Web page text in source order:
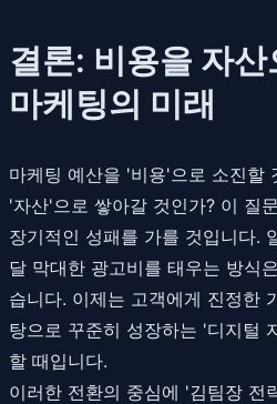
결론: 비용을 자
마케팅의 미래
마케팅 예산을 '비용'으로 소진할
'자산'으로 쌓아갈 것인가? 이 질
장기적인 성패를 가를 것입니다.
달 막대한 광고비를 태우는 방식
습니다. 이제는 고객에게 진정한
탕으로 꾸준히 성장하는 '디지털
할 때입니다.
이러한 전환의 중심에 '김팀장 전